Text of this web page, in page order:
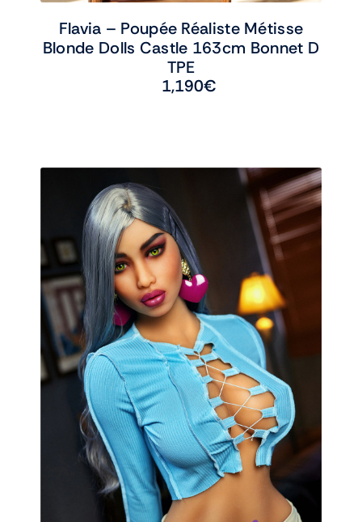
Flavia – Poupée Réaliste Métisse
Blonde Dolls Castle 163cm Bonnet D
TPE
1,190€